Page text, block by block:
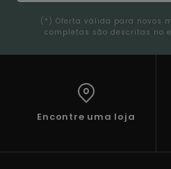
(*) Oferta válida para novos
completas são descritas no
Encontre uma loja